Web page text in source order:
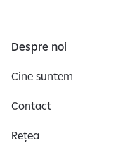
Despre noi
Cine suntem
Contact
Rețea